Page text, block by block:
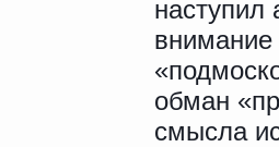
наступил
обман
смысла